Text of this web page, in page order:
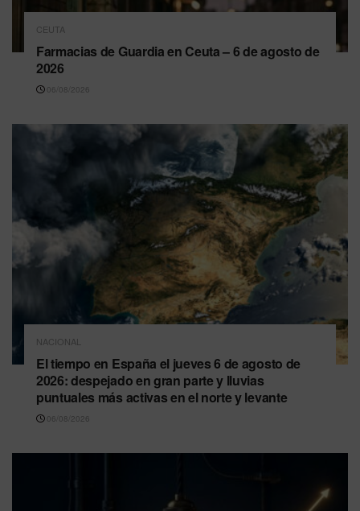
CEUTA
Farmacias de Guardia en Ceuta – 6 de agosto de
2026
06/08/2026
NACIONAL
El tiempo en España el jueves 6 de agosto de
2026: despejado en gran parte y lluvias
puntuales más activas en el norte y levante
06/08/2026